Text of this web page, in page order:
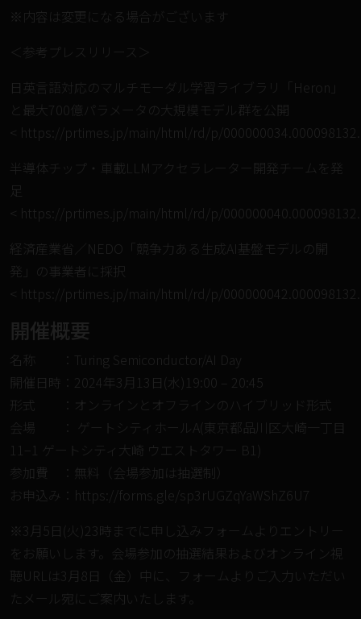
※内容は変更になる場合がございます
＜参考プレスリリース＞
日英言語対応のマルチモーダル学習ライブラリ「Heron」
と最大700億パラメータの大規模モデル群を公開
https://prtimes.jp/main/html/rd/p/
半導体チップ・車載LLMアクセラレーター開発チームを発
足
https://prtimes.jp/main/html/rd/p/
経済産業省／NEDO「競争力ある生成AI基盤モデルの開
発」の事業者に採択
https://prtimes.jp/main/html/rd/p/
開催概要
名称 ：Turing Semiconductor/AI Day
開催日時：2024年3月13日(水)19:00 – 20:45
形式 ：オンラインとオフラインのハイブリッド形式
会場 ： ゲートシティホールA(東京都品川区大崎一丁目
11−1 ゲートシティ大崎 ウエストタワー B1)
参加費 ：無料（会場参加は抽選制）
お申込み： https://forms.gle/sp3rUGZqYaWShZ6U7
※3月5日(火)23時までに申し込みフォームよりエントリー
をお願いします。会場参加の抽選結果およびオンライン視
聴URLは3月8日（金）中に、フォームよりご入力いただい
たメール宛にご案内いたします。